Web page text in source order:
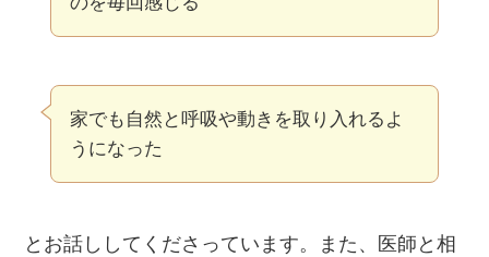
家でも自然と呼吸や動きを取り入れるよ
うになった
とお話ししてくださっています。また、医師と相